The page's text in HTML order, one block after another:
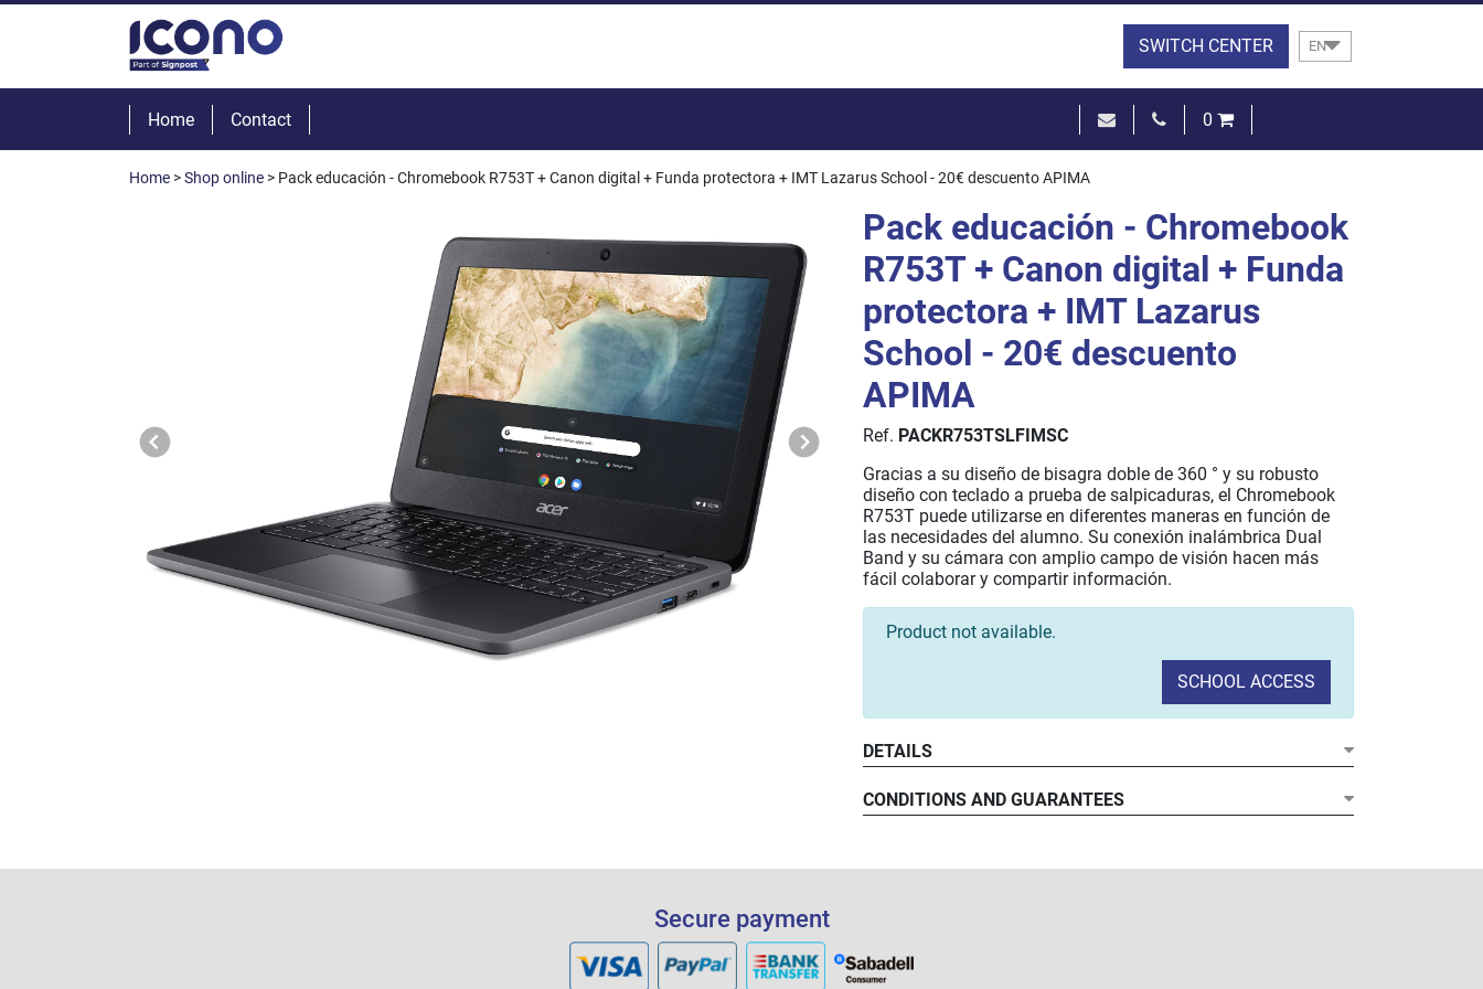
SWITCH CENTER EN
Home Contact
0
Home >Shop online > Pack educación - Chromebook R753T + Canon digital + Funda protectora + IMT Lazarus School - 20€ descuento APIMA
Pack educación - Chromebook
R753T + Canon digital + Funda
protectora + IMT Lazarus
School - 20€ descuento
APIMA
Ref. PACKR753TSLFIMSC
Gracias a su diseño de bisagra doble de 360 ° y su robusto
diseño con teclado a prueba de salpicaduras, el Chromebook
R753T puede utilizarse en diferentes maneras en función de
las necesidades del alumno. Su conexión inalámbrica Dual
Band y su cámara con amplio campo de visión hacen más
fácil colaborar y compartir información.​
Product not available.
SCHOOL ACCESS
DETAILS
CONDITIONS AND GUARANTEES
Secure payment